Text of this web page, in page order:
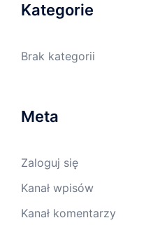
Kategorie
Brak kategorii
Meta
Zaloguj się
Kanał wpisów
Kanał komentarzy